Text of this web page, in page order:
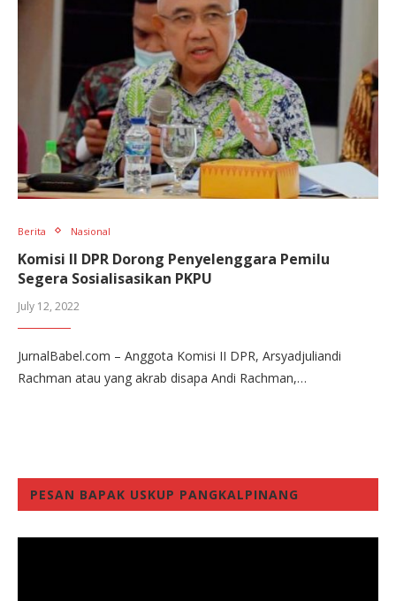
Berita Nasional
Komisi II DPR Dorong Penyelenggara Pemilu
Segera Sosialisasikan PKPU
July 12, 2022
JurnalBabel.com – Anggota Komisi II DPR, Arsyadjuliandi
Rachman atau yang akrab disapa Andi Rachman,…
PESAN BAPAK USKUP PANGKALPINANG